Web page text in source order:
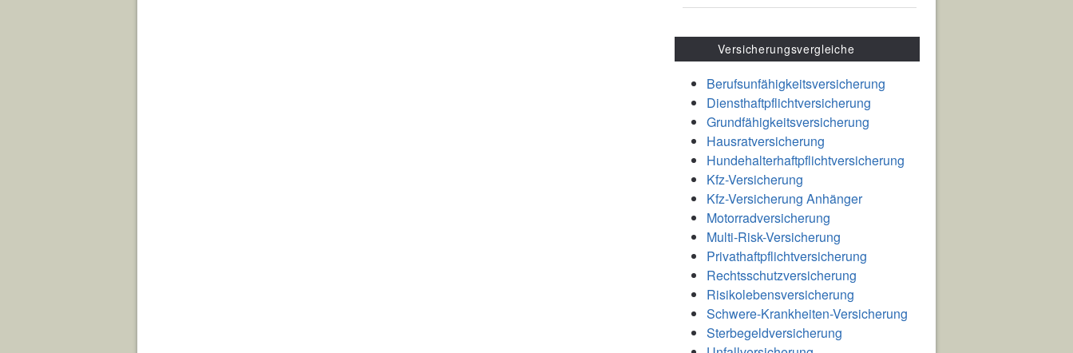
Versicherungsvergleiche
Berufsunfähigkeitsversicherung
Diensthaftpflichtversicherung
Grundfähigkeitsversicherung
Hausratversicherung
Hundehalterhaftpflichtversicherung
Kfz-Versicherung
Kfz-Versicherung Anhänger
Motorradversicherung
Multi-Risk-Versicherung
Privathaftpflichtversicherung
Rechtsschutzversicherung
Risikolebensversicherung
Schwere-Krankheiten-Versicherung
Sterbegeldversicherung